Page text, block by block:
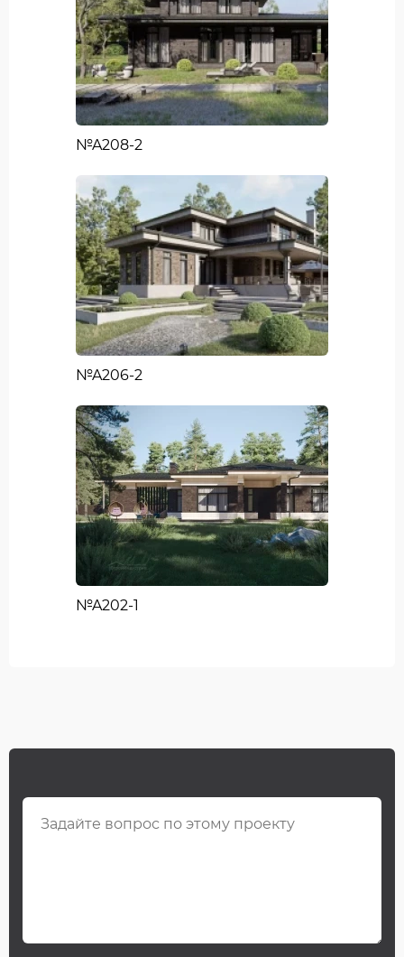
№A208-2
№A206-2
№A202-1